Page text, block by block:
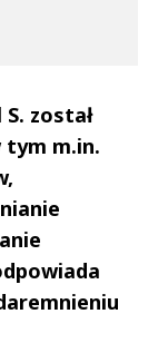
S. został
tym m.in.